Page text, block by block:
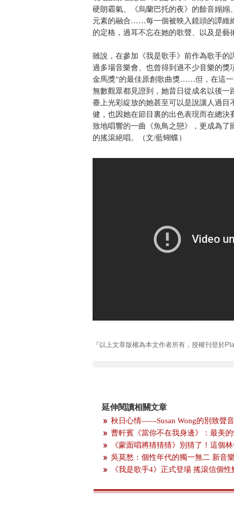
硬朗霸氣、《烏蘭巴托的夜》的餘音嫋
元素的融合……每一個被映入鏡頭的譚維
的定格，過耳不忘在她的歌聲、以及是藝
雖說，在參加《我是歌手》前作為歌手
過多場音樂會、也曾得到過不少音樂的
金馬獎”的最佳原創歌曲獎……但，在這
無數觀眾都見證到，她昔日從成名以後
臺上光彩綻放的她甚至可以是說讓人過
健，也因她在節目裏的出色表現而在總
致地唱響的一曲《魚鳥之戀》，更成為
的搖滾絕唱。（文/藍蝴蝶）
『以上文章版權為本文作者所有，授權刊登於
延伸閱讀相關文章
秋日心情——Susan Wong的別致聲音
曹軒賓《當你不在我身邊》：最美
《蒙面唱將猜猜猜》別猜了！這個
吳莫愁：個性年代的獨一無二 新音
《我是歌手4》正式登場 搖滾信個